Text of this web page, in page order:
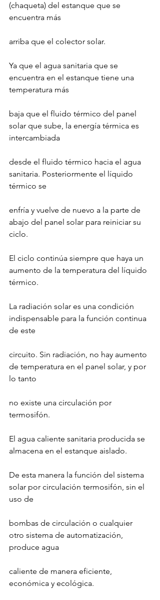
(chaqueta) del estanque que se
encuentra más
arriba que el colector solar.
Ya que el agua sanitaria que se
encuentra en el estanque tiene una
temperatura más
baja que el fluido térmico del panel
solar que sube, la energía térmica es
intercambiada
desde el fluido térmico hacia el agua
sanitaria. Posteriormente el líquido
térmico se
enfría y vuelve de nuevo a la parte de
abajo del panel solar para reiniciar su
ciclo.
El ciclo continúa siempre que haya un
aumento de la temperatura del líquido
térmico.
La radiación solar es una condición
indispensable para la función continua
de este
circuito. Sin radiación, no hay aumento
de temperatura en el panel solar, y por
lo tanto
no existe una circulación por
termosifón.
El agua caliente sanitaria producida se
almacena en el estanque aislado.
De esta manera la función del sistema
solar por circulación termosifón, sin el
uso de
bombas de circulación o cualquier
otro sistema de automatización,
produce agua
caliente de manera eficiente,
económica y ecológica.